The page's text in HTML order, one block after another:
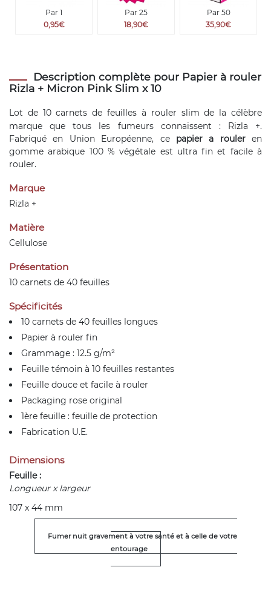
Par 1
0,95€
Par 25
18,90€
Par 50
35,90€
Description complète pour Papier à rouler
Rizla + Micron Pink Slim x 10
Lot de 10 carnets defeuilles à rouler slim de la célèbre
marque que tous les fumeurs connaissent : Rizla +.
Fabriqué en Union Européenne, ce papier a rouleren
gomme arabique 100 %végétale est ultra fin et facile à
rouler.
Marque
Rizla +
Matière
Cellulose
Présentation
10 carnets de 40 feuilles
Spécificités
10 carnets de 40 feuilles longues
Papier à rouler fin
Grammage : 12.5 g/m²
Feuille témoin à 10 feuilles restantes
Feuille douce et facile à rouler
Packaging rose original
1ère feuille : feuille de protection
Fabrication U.E.
Dimensions
Feuille :
Longueur x largeur
107 x 44 mm
Fumer nuit gravement à votre santé et à celle de votre
entourage